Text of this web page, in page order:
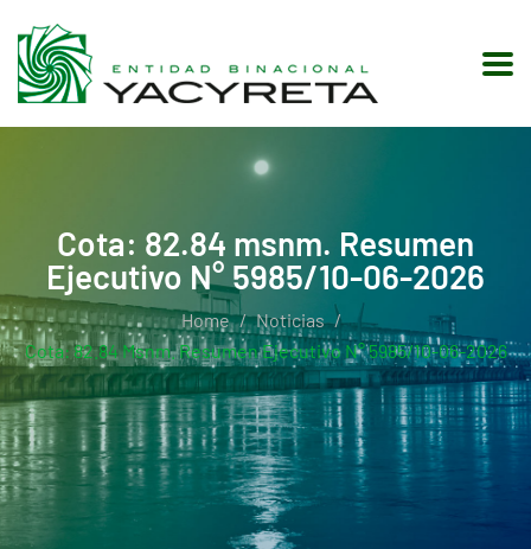
Cota: 82.84 msnm. Resumen
Ejecutivo N° 5985/10-06-2026
Home
Noticias
Cota: 82.84 Msnm. Resumen Ejecutivo N° 5985/10-06-2026